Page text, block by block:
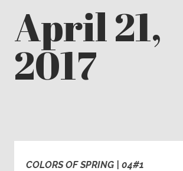
April 21,
2017
COLORS OF SPRING | 04#1